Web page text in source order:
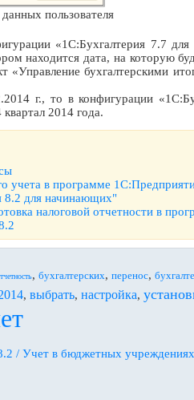
пользователя
«1С:Бухгалтерия 7.7
находится дата, на которую
бухгалтерскими
г., то в конфигурации
2014 года.
учета в программе
8.2 для начинающих"
налоговой отчетности в
, бухгалтерских, перенос,
, выбрать, настройка,
/ Учет в бюджетных